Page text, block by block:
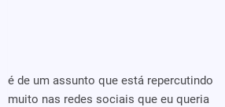
é de um assunto que está repercutindo
muito nas redes sociais que eu queria